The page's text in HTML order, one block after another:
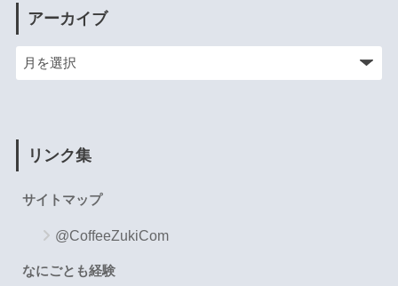
アーカイブ
リンク集
サイトマップ
@CoffeeZukiCom
なにごとも経験